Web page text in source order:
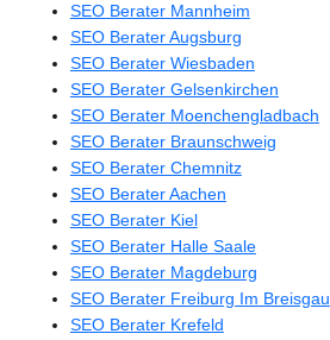
SEO Berater Mannheim
SEO Berater Augsburg
SEO Berater Wiesbaden
SEO Berater Gelsenkirchen
SEO Berater Moenchengladbach
SEO Berater Braunschweig
SEO Berater Chemnitz
SEO Berater Aachen
SEO Berater Kiel
SEO Berater Halle Saale
SEO Berater Magdeburg
SEO Berater Freiburg Im Breisgau
SEO Berater Krefeld